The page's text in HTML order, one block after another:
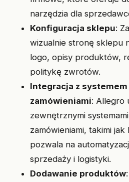
narzędzia dla
Konfiguracja sklepu:
wizualnie stronę sklepu
logo, opisy produktów,
politykę zwrotów.
Integracja z systemem
zamówieniami: Allegro
zewnętrznymi
zamówieniami, takimi jak
pozwala na
sprzedaży i logistyki.
Dodawanie produktów